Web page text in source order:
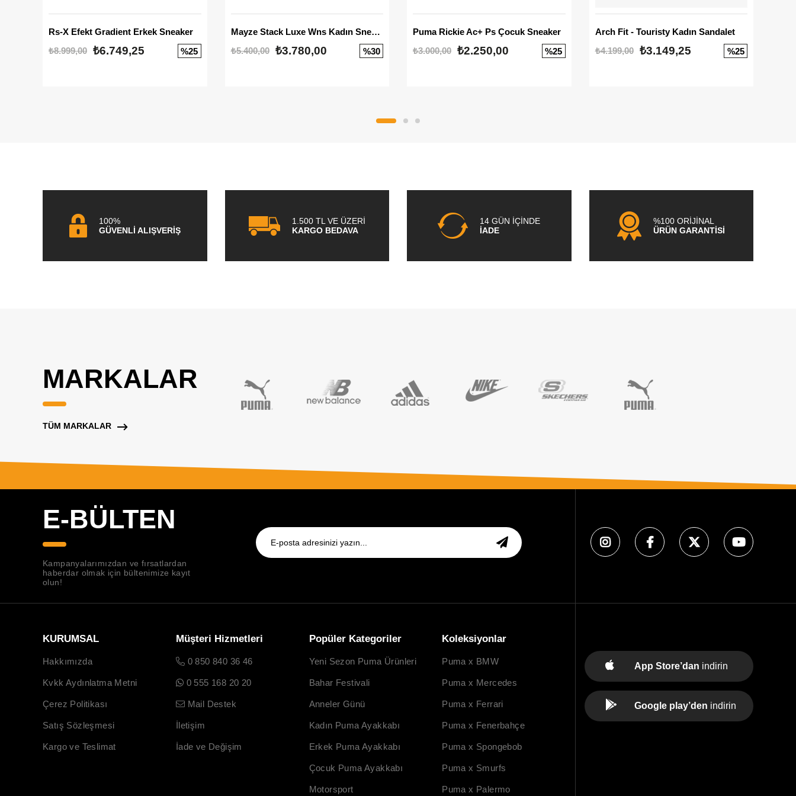
Rs-X Efekt Gradient Erkek Sneaker
₺8.999,00 ₺6.749,25 %25
Mayze Stack Luxe Wns Kadın Sneaker
₺5.400,00
₺3.780,00 %30
Puma Rickie Ac+ Ps Çocuk Sneaker
₺3.000,00 ₺2.250,00 %25
Arch Fit - Touristy Kadın Sandalet
₺4.199,00
₺3.149,25 %25
100%
GÜVENLİ ALIŞVERİŞ
1.500 TL VE ÜZERİ
KARGO BEDAVA
14 GÜN İÇİNDE
İADE
%100 ORİJİNAL
ÜRÜN GARANTİSİ
MARKALAR
TÜM MARKALAR
E-BÜLTEN
Kampanyalarımızdan ve fırsatlardan
haberdar olmak için bültenimize kayıt
olun!
KURUMSAL
Hakkımızda
Kvkk Aydınlatma Metni
Çerez Politikası
Satış Sözleşmesi
Kargo ve Teslimat
Müşteri Hizmetleri
0 850 840 36 46
0 555 168 20 20
Mail Destek
İletişim
İade ve Değişim
Popüler Kategoriler
Yeni Sezon Puma Ürünleri
Bahar Festivali
Anneler Günü
Kadın Puma Ayakkabı
Erkek Puma Ayakkabı
Çocuk Puma Ayakkabı
Motorsport
Koleksiyonlar
Puma x BMW
Puma x Mercedes
Puma x Ferrari
Puma x Fenerbahçe
Puma x Spongebob
Puma x Smurfs
Puma x Palermo
App Store’dan indirin
Google play’den indirin